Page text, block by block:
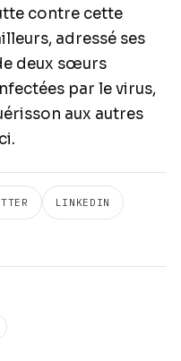
contre cette
adressé ses
deux sœurs
par le virus,
aux autres
LINKEDIN